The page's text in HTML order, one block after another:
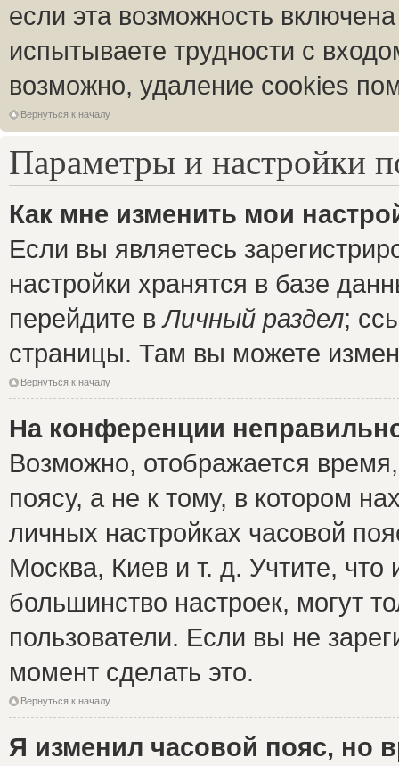
если эта возможность
испытываете трудности с
возможно, удаление cookies
Вернуться к началу
Параметры и настройки
Как мне изменить мои
Если вы являетесь
настройки хранятся в базе
перейдите вЛичный раздел;
страницы. Там вы можете
Вернуться к началу
На конференции
Возможно, отображается
поясу, а не к тому, в котором
личных настройках часовой
Москва, Киев и т. д. Учтите, что
большинство настроек, могут
пользователи. Если вы не
момент сделать это.
Вернуться к началу
Я изменил часовой пояс, но